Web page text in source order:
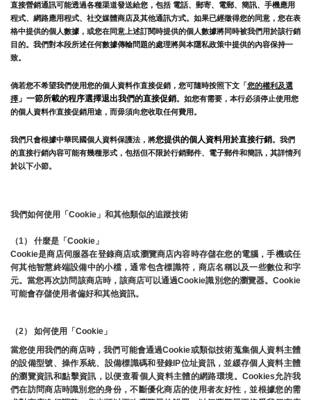
直接營銷通訊可能透過各種渠道發送給您，包括 電話、郵寄、電郵、簡訊、手機應用
程式、網路應用程式、社交媒體商店及其他通訊方式。如果已經徵得您的同意，您在表
格中提供的個人數據，或您在同意上述訂閱時提供的個人數據將同時被我們用於該行銷
目的。我們對本段所述任何數據傳輸問題的處理將與本隱私政策中提供的內容保持一
致。
倘若您不希望我們使用您的個人資料作直接促銷，您可隨時按照下文「 您的權利及選
擇 」一節所載的程序選擇退出我們的直接促銷。如您有需要，本行必須停止使用您
的個人資料作直接促銷用途，而毋須向您收取任何費用。
我們只會根據中華民國個人資料保護法，將您提供的個人資料用於直接行銷。我們
的直接行銷內容可能有幾種形式，包括但不限於行銷郵件、電子郵件和簡訊，其詳情列
於以下小節。
我們如何使用「Cookie」和其他類似的追蹤技術
（1） 什麼是「Cookie」
Cookie是商店伺服器在登錄商店或瀏覽商店內容時存儲在您的電腦，手機或任
何其他智慧終端設備中的小檔，通常包含標識符，商店名稱以及一些數位和字
元。當您再次訪問該商店時，該商店可以通過Cookie識別您的瀏覽器。Cookie
可能會存儲使用者偏好和其他資訊。
（2） 如何使用「Cookie」
當您使用我們的商店時，我們可能會通過Cookie或類似技術蒐集個人資料主體
的設備型號、操作系統、設備標識碼和登錄IP位址資訊，並緩存個人資料主體
的瀏覽資訊和點擊資訊，以便查看個人資料主體的網路環境。Cookies允許我
們在訪問商店時識別您的身份，不斷優化商店的使用者友好性，並根據您的需